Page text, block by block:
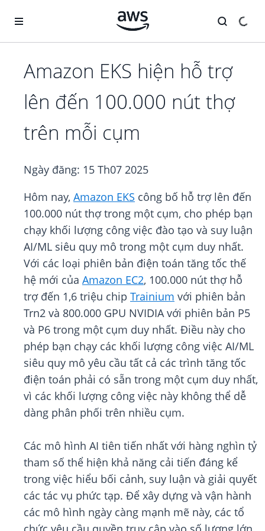
Amazon EKS hiện hỗ trợ
lên đến 100.000 nút thợ
trên mỗi cụm
Ngày đăng: 15 Th07 2025
Hôm nay, Amazon EKS công bố hỗ trợ lên đến
100.000 nút thợ trong một cụm, cho phép bạn
chạy khối lượng công việc đào tạo và suy luận
AI/ML siêu quy mô trong một cụm duy nhất.
Với các loại phiên bản điện toán tăng tốc thế
hệ mới của Amazon EC2, 100.000 nút thợ hỗ
trợ đến 1,6 triệu chip Trainium với phiên bản
Trn2 và 800.000 GPU NVIDIA với phiên bản P5
và P6 trong một cụm duy nhất. Điều này cho
phép bạn chạy các khối lượng công việc AI/ML
siêu quy mô yêu cầu tất cả các trình tăng tốc
điện toán phải có sẵn trong một cụm duy nhất,
vì các khối lượng công việc này không thể dễ
dàng phân phối trên nhiều cụm.
Các mô hình AI tiên tiến nhất với hàng nghìn tỷ
tham số thể hiện khả năng cải tiến đáng kể
trong việc hiểu bối cảnh, suy luận và giải quyết
các tác vụ phức tạp. Để xây dựng và vận hành
các mô hình ngày càng mạnh mẽ này, các tổ